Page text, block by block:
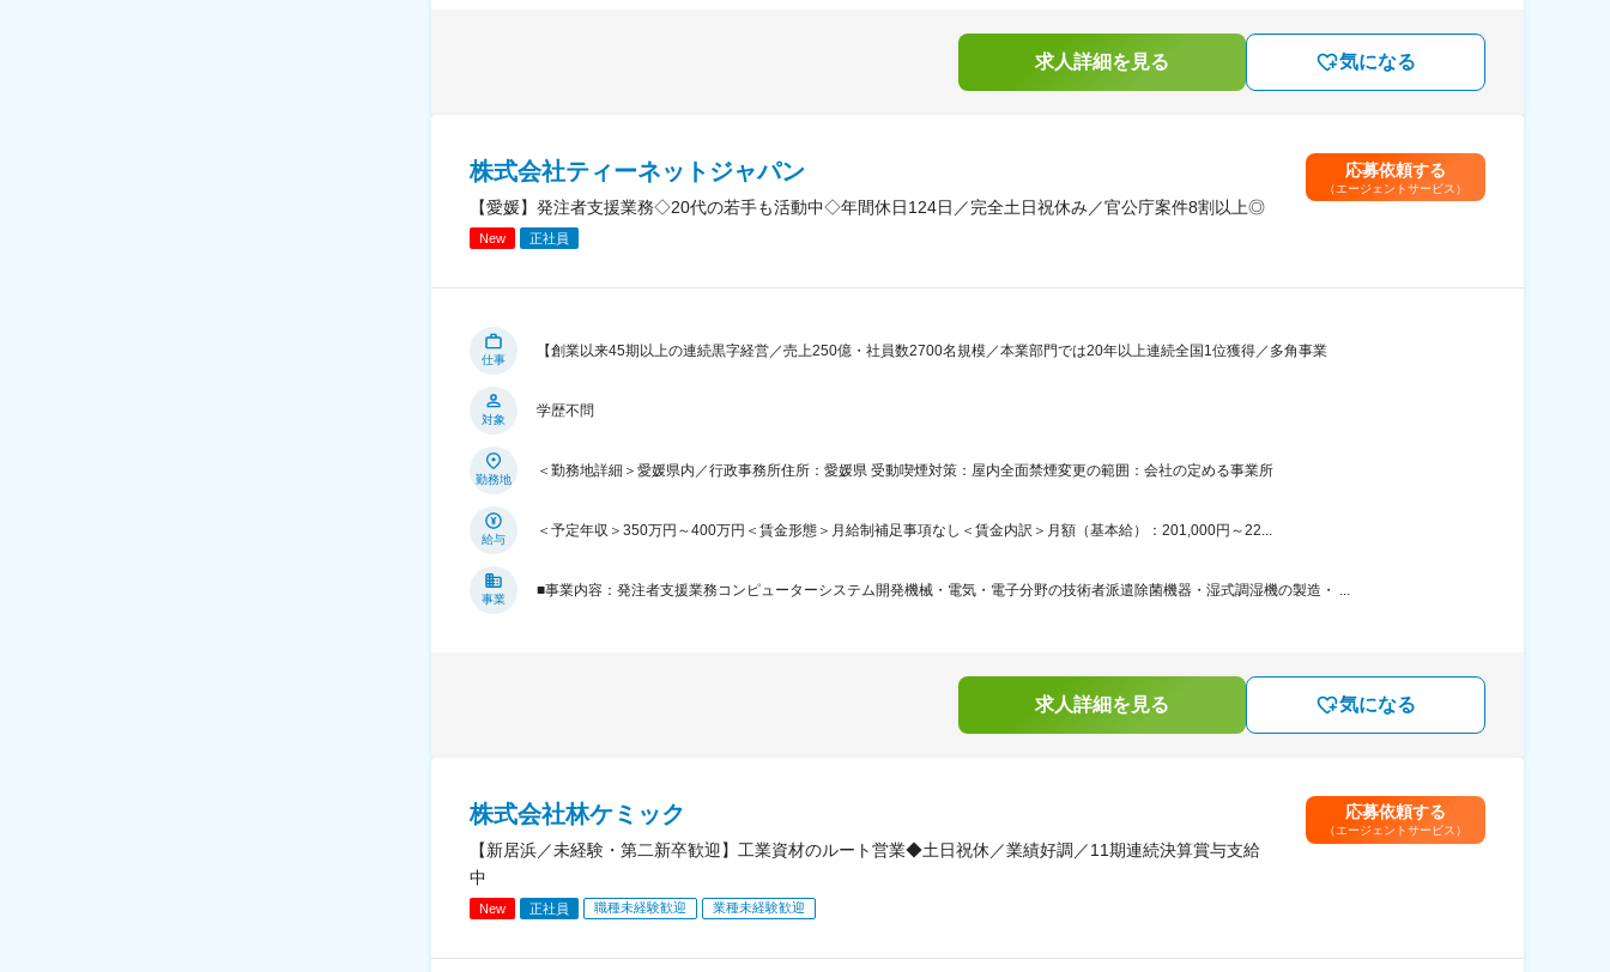
求人詳細を見る 気になる
株式会社ティーネットジャパン
【愛媛】発注者支援業務◇20代の若手も活動中◇年間休日124日／完全土日祝休み／官公庁案件8割以上◎
New 正社員
応募依頼する
（エージェントサービス）
仕事
【創業以来45期以上の連続黒字経営／売上250億・社員数2700名規模／本業部門では20年以上連続全国1位獲得／多角事業
対象
学歴不問
勤務地
＜勤務地詳細＞愛媛県内／行政事務所住所：愛媛県 受動喫煙対策：屋内全面禁煙変更の範囲：会社の定める事業所
給与
＜予定年収＞350万円～400万円＜賃金形態＞月給制補足事項なし＜賃金内訳＞月額（基本給）：201,000円～22...
事業
■事業内容：発注者支援業務コンピューターシステム開発機械・電気・電子分野の技術者派遣除菌機器・湿式調湿機の製造・ ...
求人詳細を見る 気になる
株式会社林ケミック
【新居浜／未経験・第二新卒歓迎】工業資材のルート営業◆土日祝休／業績好調／11期連続決算賞与支給
中
New 正社員 職種未経験歓迎 業種未経験歓迎
応募依頼する
（エージェントサービス）